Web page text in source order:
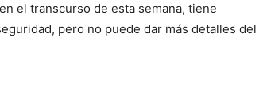
el transcurso de esta semana, tiene
pero no puede dar más detalles del